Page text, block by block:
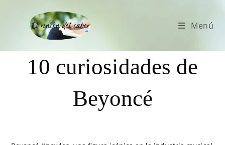
Menú
10 curiosidades de
Beyoncé